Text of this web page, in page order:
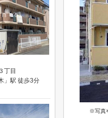
※写真
丁目
」駅 徒歩3分